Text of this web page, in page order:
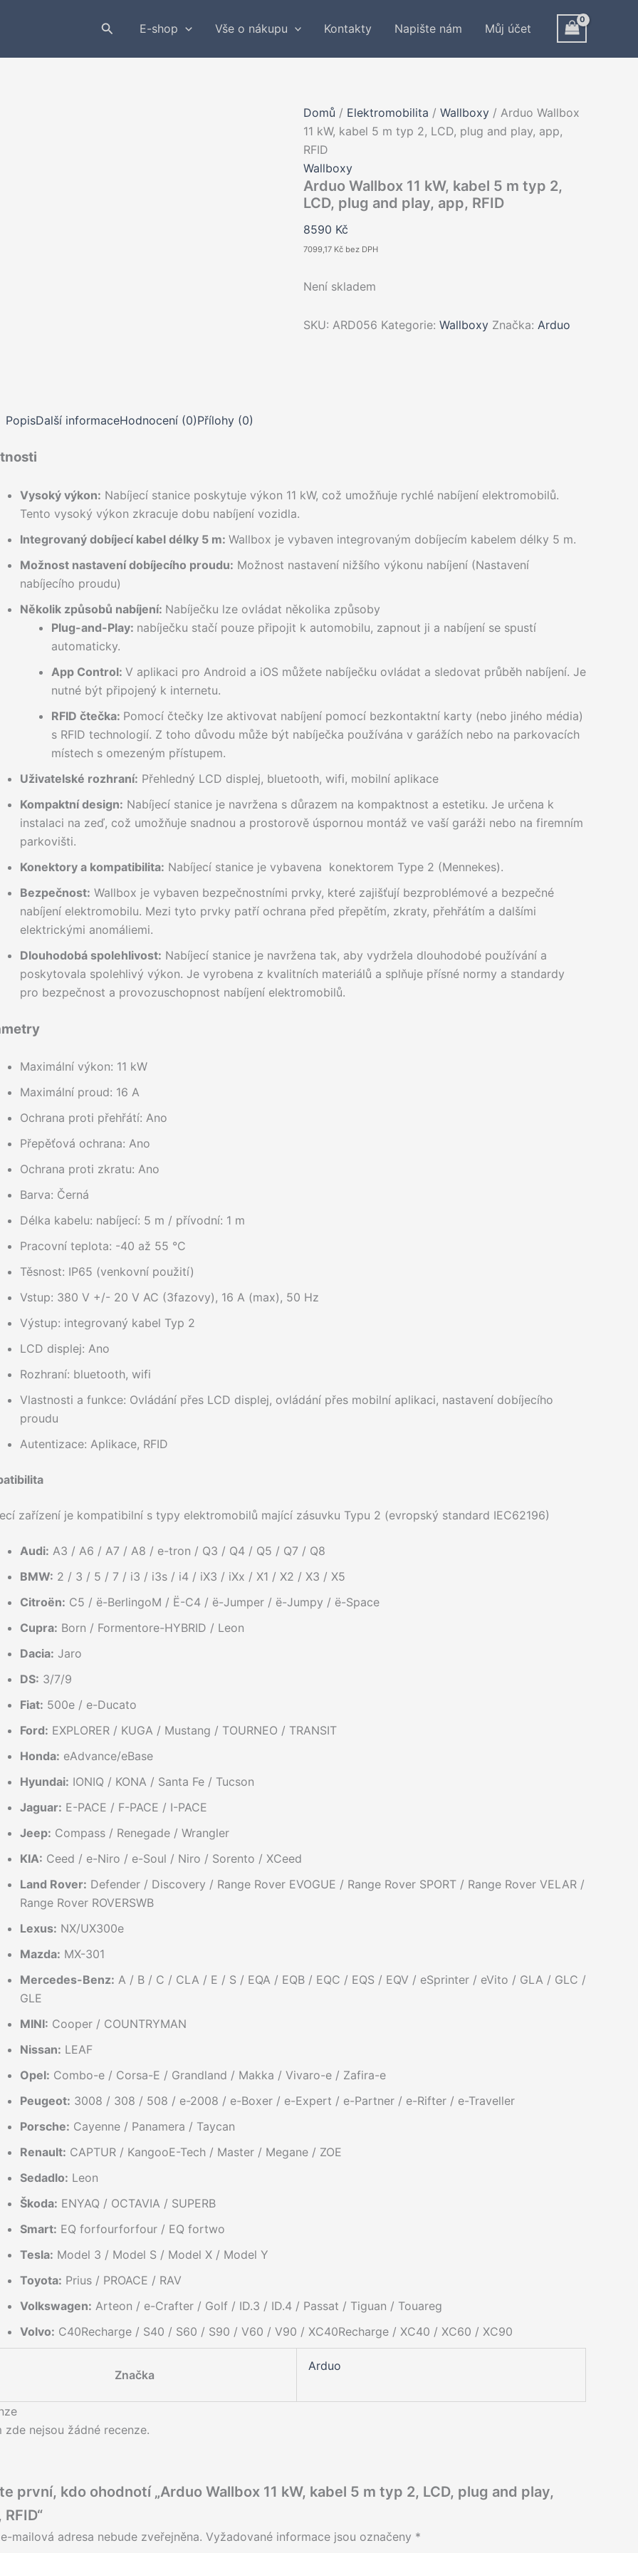
Hledat E-shop Vše o nákupu Kontakty Napište nám Můj účet
Domů / Elektromobilita /Wallboxy / Arduo Wallbox
11 kW, kabel 5 m typ 2, LCD, plug and play, app,
RFID
Wallboxy
Arduo Wallbox 11 kW, kabel 5 m typ 2,
LCD, plug and play, app, RFID
8590 Kč
7099,17 Kč bez DPH
Není skladem
SKU:ARD056 Kategorie:Wallboxy Značka:Arduo
PopisDalší informaceHodnocení (0)Přílohy (0)
Vysoký výkon: Nabíjecí stanice poskytuje výkon 11 kW, což umožňuje rychlé nabíjení elektromobilů.
Tento vysoký výkon zkracuje dobu nabíjení vozidla.
Integrovaný dobíjecí kabel délky 5 m: Wallbox je vybaven integrovaným dobíjecím kabelem délky 5 m.
Možnost nastavení dobíjecího proudu: Možnost nastavení nižšího výkonu nabíjení (Nastavení
nabíjecího proudu)
Několik způsobů nabíjení: Nabíječku lze ovládat několika způsoby
Plug-and-Play: nabíječku stačí pouze připojit k automobilu, zapnout ji a nabíjení se spustí
automaticky.
App Control: V aplikaci pro Android a iOS můžete nabíječku ovládat a sledovat průběh nabíjení. Je
nutné být připojený k internetu.
RFID čtečka: Pomocí čtečky lze aktivovat nabíjení pomocí bezkontaktní karty (nebo jiného média)
s RFID technologií. Z toho důvodu může být nabíječka používána v garážích nebo na parkovacích
místech s omezeným přístupem.
Uživatelské rozhraní: Přehledný LCD displej, bluetooth, wifi, mobilní aplikace
Kompaktní design: Nabíjecí stanice je navržena s důrazem na kompaktnost a estetiku. Je určena k
instalaci na zeď, což umožňuje snadnou a prostorově úspornou montáž ve vaší garáži nebo na firemním
parkovišti.
Konektory a kompatibilita: Nabíjecí stanice je vybavena konektorem Type 2 (Mennekes).
Bezpečnost: Wallbox je vybaven bezpečnostními prvky, které zajišťují bezproblémové a bezpečné
nabíjení elektromobilu. Mezi tyto prvky patří ochrana před přepětím, zkraty, přehřátím a dalšími
elektrickými anomáliemi.
Dlouhodobá spolehlivost: Nabíjecí stanice je navržena tak, aby vydržela dlouhodobé používání a
poskytovala spolehlivý výkon. Je vyrobena z kvalitních materiálů a splňuje přísné normy a standardy
pro bezpečnost a provozuschopnost nabíjení elektromobilů.
Maximální výkon: 11 kW
Maximální proud: 16 A
Ochrana proti přehřátí: Ano
Přepěťová ochrana: Ano
Ochrana proti zkratu: Ano
Barva: Černá
Délka kabelu: nabíjecí: 5 m / přívodní: 1 m
Pracovní teplota: -40 až 55 °C
Těsnost: IP65 (venkovní použití)
Vstup: 380 V +/- 20 V AC (3fazovy), 16 A (max), 50 Hz
Výstup: integrovaný kabel Typ 2
LCD displej: Ano
Rozhraní: bluetooth, wifi
Vlastnosti a funkce: Ovládání přes LCD displej, ovládání přes mobilní aplikaci, nastavení dobíjecího
proudu
Autentizace: Aplikace, RFID
zařízení je kompatibilní s typy elektromobilů mající zásuvku Typu 2 (evropský standard IEC62196)
Audi: A3 / A6 / A7 / A8 / e-tron / Q3 / Q4 / Q5 / Q7 / Q8
BMW: 2 / 3 / 5 / 7 / i3 / i3s / i4 / iX3 / iXx / X1 / X2 / X3 / X5
Citroën: C5 / ë-BerlingoM / Ë-C4 / ë-Jumper / ë-Jumpy / ë-Space
Cupra: Born / Formentore-HYBRID / Leon
Dacia: Jaro
DS: 3/7/9
Fiat: 500e / e-Ducato
Ford: EXPLORER / KUGA / Mustang / TOURNEO / TRANSIT
Honda: eAdvance/eBase
Hyundai: IONIQ / KONA / Santa Fe / Tucson
Jaguar: E-PACE / F-PACE / I-PACE
Jeep: Compass / Renegade / Wrangler
KIA: Ceed / e-Niro / e-Soul / Niro / Sorento / XCeed
Land Rover: Defender / Discovery / Range Rover EVOGUE / Range Rover SPORT / Range Rover VELAR /
Range Rover ROVERSWB
Lexus: NX/UX300e
Mazda: MX-301
Mercedes-Benz: A / B / C / CLA / E / S / EQA / EQB / EQC / EQS / EQV / eSprinter / eVito / GLA / GLC /
GLE
MINI: Cooper / COUNTRYMAN
Nissan: LEAF
Opel: Combo-e / Corsa-E / Grandland / Makka / Vivaro-e / Zafira-e
Peugeot: 3008 / 308 / 508 / e-2008 / e-Boxer / e-Expert / e-Partner / e-Rifter / e-Traveller
Porsche: Cayenne / Panamera / Taycan
Renault: CAPTUR / KangooE-Tech / Master / Megane / ZOE
Sedadlo: Leon
Škoda: ENYAQ / OCTAVIA / SUPERB
Smart: EQ forfourforfour / EQ fortwo
Tesla: Model 3 / Model S / Model X / Model Y
Toyota: Prius / PROACE / RAV
Volkswagen: Arteon / e-Crafter / Golf / ID.3 / ID.4 / Passat / Tiguan / Touareg
Volvo: C40Recharge / S40 / S60 / S90 / V60 / V90 / XC40Recharge / XC40 / XC60 / XC90
Značka
Arduo
zde nejsou žádné recenze.
první, kdo ohodnotí „Arduo Wallbox 11 kW, kabel 5 m typ 2, LCD, plug and play,
mailová adresa nebude zveřejněna. Vyžadované informace jsou označeny *